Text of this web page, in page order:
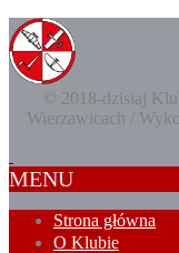
© 2018-dzisiaj
Wierzawicach /
MENU
Strona główna
O Klubie